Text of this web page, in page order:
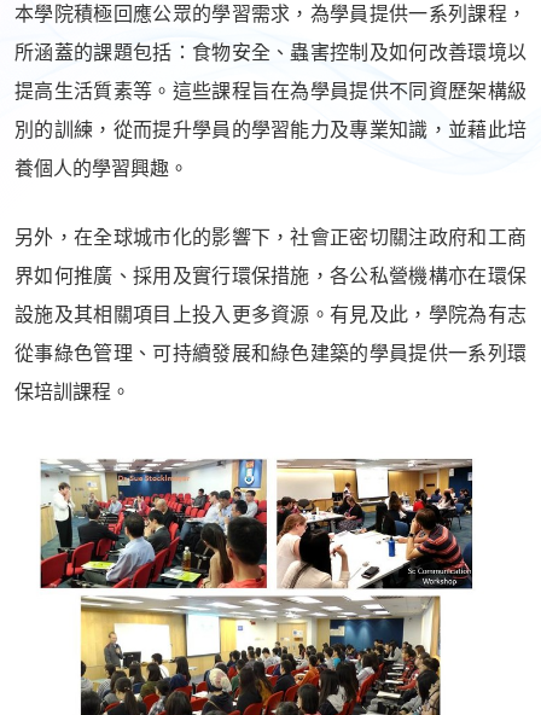
本學院積極回應公眾的學習需求，為學員提供一系列課程，
所涵蓋的課題包括：食物安全、蟲害控制及如何改善環境以
提高生活質素等。這些課程旨在為學員提供不同資歷架構級
別的訓練，從而提升學員的學習能力及專業知識，並藉此培
養個人的學習興趣。
另外，在全球城市化的影響下，社會正密切關注政府和工商
界如何推廣、採用及實行環保措施，各公私營機構亦在環保
設施及其相關項目上投入更多資源。有見及此，學院為有志
從事綠色管理、可持續發展和綠色建築的學員提供一系列環
保培訓課程。